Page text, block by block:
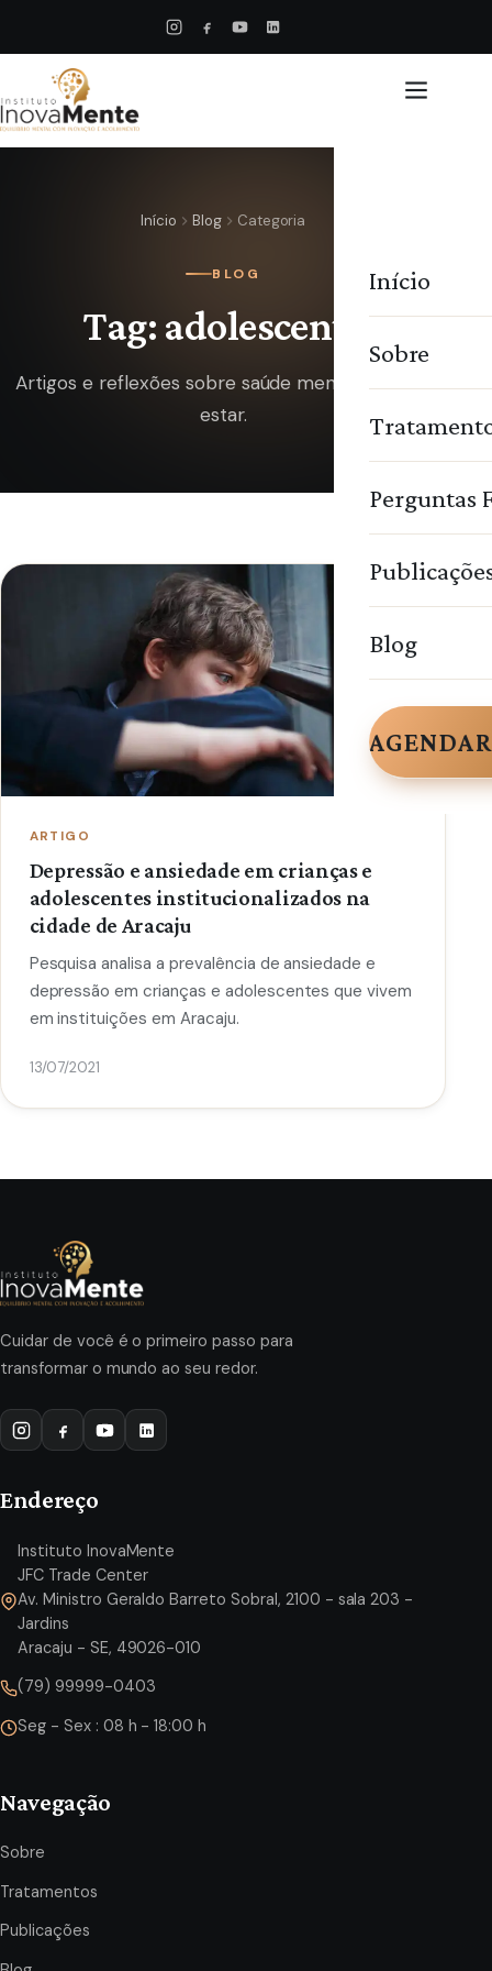
Início
Sobre
Perguntas
Blog
Início Blog Categoria
BLOG
Tag: adolescente
Artigos e reflexões sobre saúde mental e bem-
estar.
ARTIGO
Depressão e ansiedade em crianças e
adolescentes institucionalizados na
cidade de Aracaju
Pesquisa analisa a prevalência de ansiedade e
depressão em crianças e adolescentes que vivem
em instituições em Aracaju.
13/07/2021
Cuidar de você é o primeiro passo para
transformar o mundo ao seu redor.
Endereço
Instituto InovaMente
JFC Trade Center
Av. Ministro Geraldo Barreto Sobral, 2100 - sala 203 -
Jardins
Aracaju - SE, 49026-010
(79) 99999-0403
Seg - Sex : 08 h - 18:00 h
Navegação
Sobre
Tratamentos
Publicações